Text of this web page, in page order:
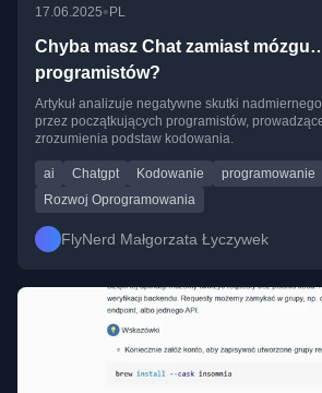
17.06.2025•PL
Chyba masz Chat zamiast mózgu… czy AI
programistów?
Artykuł analizuje negatywne skutki
przez początkujących programistów,
zrozumienia podstaw kodowania.
ai Chatgpt Kodowanie
programowanie
Rozwoj Oprogramowania
FlyNerd Małgorzata Łyczywek